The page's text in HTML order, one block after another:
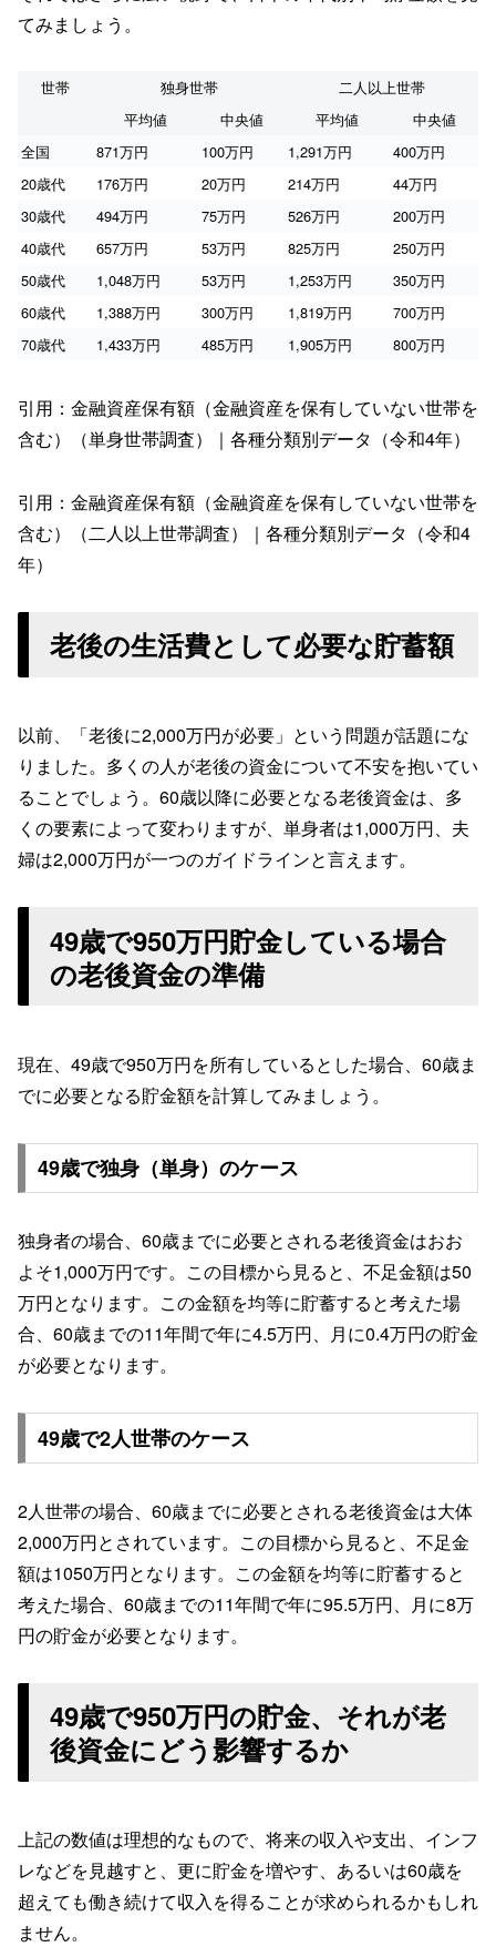
てみましょう。
世帯 独身世帯
二人以上世帯
平均値
中央値 平均値
中央値
全国
871万円 100万円 1,291万円
400万円
20歳代
176万円 20万円 214万円
44万円
30歳代
494万円 75万円 526万円
200万円
40歳代
657万円 53万円 825万円
250万円
50歳代
1,048万円 53万円 1,253万円
350万円
60歳代
1,388万円 300万円 1,819万円
700万円
70歳代
1,433万円 485万円 1,905万円 800万円
引用：金融資産保有額（金融資産を保有していない世帯を
含む）（単身世帯調査）｜各種分類別データ（令和4年）
引用：金融資産保有額（金融資産を保有していない世帯を
含む）（二人以上世帯調査）｜各種分類別データ（令和4
年）
老後の生活費として必要な貯蓄額
以前、「老後に2,000万円が必要」という問題が話題にな
りました。多くの人が老後の資金について不安を抱いてい
ることでしょう。60歳以降に必要となる老後資金は、多
くの要素によって変わりますが、単身者は1,000万円、夫
婦は2,000万円が一つのガイドラインと言えます。
49歳で950万円貯金している場合
の老後資金の準備
現在、49歳で950万円を所有しているとした場合、60歳ま
でに必要となる貯金額を計算してみましょう。
49歳で独身（単身）のケース
独身者の場合、60歳までに必要とされる老後資金はおお
よそ1,000万円です。この目標から見ると、不足金額は50
万円となります。この金額を均等に貯蓄すると考えた場
合、60歳までの11年間で年に4.5万円、月に0.4万円の貯金
が必要となります。
49歳で2人世帯のケース
2人世帯の場合、60歳までに必要とされる老後資金は大体
2,000万円とされています。この目標から見ると、不足金
額は1050万円となります。この金額を均等に貯蓄すると
考えた場合、60歳までの11年間で年に95.5万円、月に8万
円の貯金が必要となります。
49歳で950万円の貯金、それが老
後資金にどう影響するか
上記の数値は理想的なもので、将来の収入や支出、インフ
レなどを見越すと、更に貯金を増やす、あるいは60歳を
超えても働き続けて収入を得ることが求められるかもしれ
ません。